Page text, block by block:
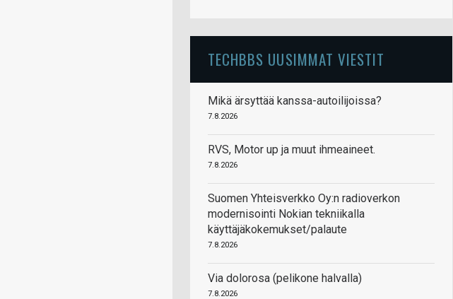
TECHBBS UUSIMMAT VIESTIT
Mikä ärsyttää kanssa-autoilijoissa?
7.8.2026
RVS, Motor up ja muut ihmeaineet.
7.8.2026
Suomen Yhteisverkko Oy:n radioverkon
modernisointi Nokian tekniikalla
käyttäjäkokemukset/palaute
7.8.2026
Via dolorosa (pelikone halvalla)
7.8.2026